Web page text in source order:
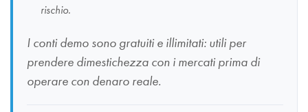
rischio.
I conti demo sono gratuiti e illimitati: utili per
prendere dimestichezza con i mercati prima di
operare con denaro reale.